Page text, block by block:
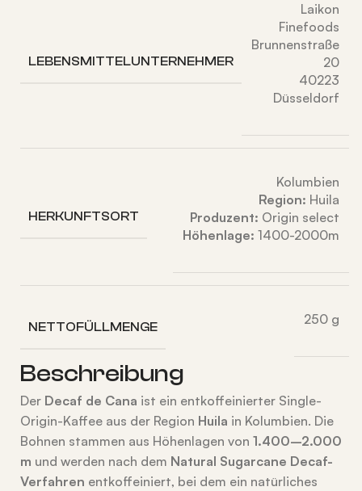
LEBENSMITTELUNTERNEHMER
Laikon
Finefoods
Brunnenstraße
20
40223
Düsseldorf
HERKUNFTSORT
Kolumbien
Region: Huila
Produzent: Origin select
Höhenlage: 1400-2000m
NETTOFÜLLMENGE 250 g
Beschreibung
Der Decaf de Cana ist ein entkoffeinierter Single-
Origin-Kaffee aus der Region Huila in Kolumbien. Die
Bohnen stammen aus Höhenlagen von 1.400–2.000
m und werden nach dem Natural Sugarcane Decaf-
Verfahren entkoffeiniert, bei dem ein natürliches